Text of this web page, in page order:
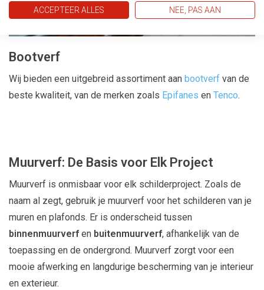
Bootverf
Wij bieden een uitgebreid assortiment aan bootverf van de
beste kwaliteit, van de merken zoals Epifanes en Tenco.
Muurverf: De Basis voor Elk Project
Muurverf is onmisbaar voor elk schilderproject. Zoals de
naam al zegt, gebruik je muurverf voor het schilderen van je
muren en plafonds. Er is onderscheid tussen
binnenmuurverf en buitenmuurverf, afhankelijk van de
toepassing en de ondergrond. Muurverf zorgt voor een
mooie afwerking en langdurige bescherming van je interieur
en exterieur.
ACCEPTEER ALLES NEE, PAS AAN